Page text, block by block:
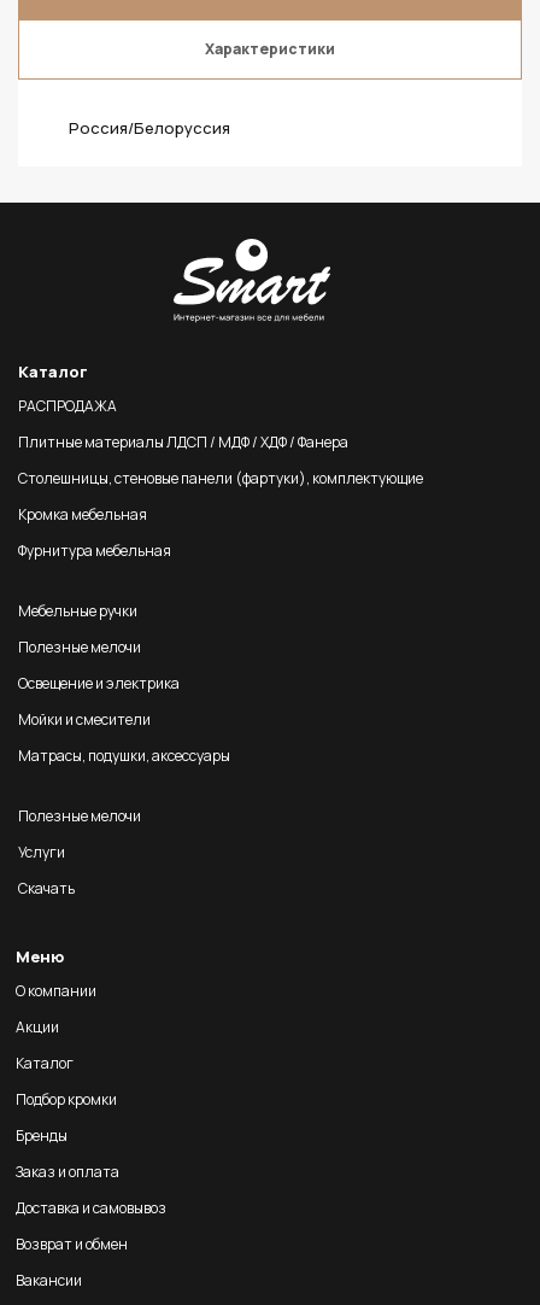
Характеристики
Россия/Белоруссия
Каталог
РАСПРОДАЖА
Плитные материалы ЛДСП / МДФ / ХДФ / Фанера
Столешницы, стеновые панели (фартуки), комплектующие
Кромка мебельная
Фурнитура мебельная
Мебельные ручки
Полезные мелочи
Освещение и электрика
Мойки и смесители
Матрасы, подушки, аксессуары
Полезные мелочи
Услуги
Скачать
Меню
О компании
Акции
Каталог
Подбор кромки
Бренды
Заказ и оплата
Доставка и самовывоз
Возврат и обмен
Вакансии